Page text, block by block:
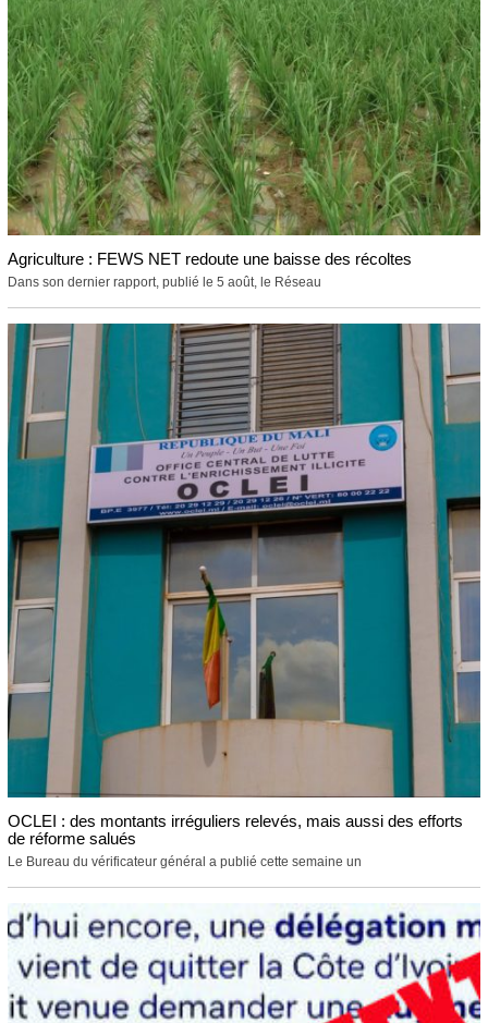
Agriculture : FEWS NET redoute une baisse des récoltes
Dans son dernier rapport, publié le 5 août, le Réseau
OCLEI : des montants irréguliers relevés, mais aussi des efforts
de réforme salués
Le Bureau du vérificateur général a publié cette semaine un